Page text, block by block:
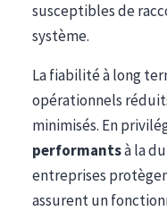
susceptibles de
système.
La fiabilité à long
opérationnels
minimisés. En
performantsà la
entreprises
assurent un